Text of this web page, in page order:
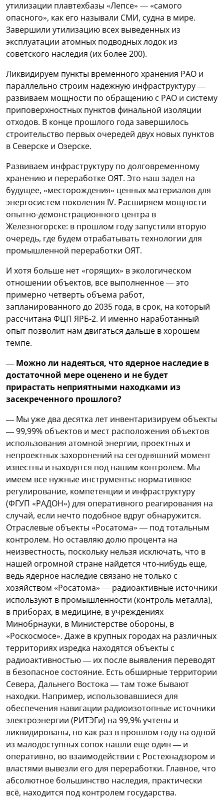
утилизации плавтехбазы «Лепсе» — «самого
опасного», как его называли СМИ, судна в мире.
Завершили утилизацию всех выведенных из
эксплуатации атомных подводных лодок из
советского наследия (их более 200).
Ликвидируем пункты временного хранения РАО и
параллельно строим надежную инфраструктуру —
развиваем мощности по обращению с РАО и систему
приповерхностных пунктов финальной изоляции
отходов. В конце прошлого года завершилось
строительство первых очередей двух новых пунктов
в Северске и Озерске.
Развиваем инфраструктуру по долговременному
хранению и переработке ОЯТ. Это наш задел на
будущее, «месторождения» ценных материалов для
энергосистем поколения IV. Расширяем мощности
опытно-демонстрационного центра в
Железногорске: в прошлом году запустили вторую
очередь, где будем отрабатывать технологии для
промышленной переработки ОЯТ.
И хотя больше нет «горящих» в экологическом
отношении объектов, все выполненное — это
примерно четверть объема работ,
запланированного до 2035 года, в срок, на который
рассчитана ФЦП ЯРБ-2. И именно наработанный
опыт позволит нам двигаться дальше в хорошем
темпе.
— Можно ли надеяться, что ядерное наследие в
достаточной мере оценено и не будет
прирастать неприятными находками из
засекреченного прошлого?
— Мы уже два десятка лет инвентаризируем объекты
— 99,99% объектов и мест расположения объектов
использования атомной энергии, проектных и
непроектных захоронений на сегодняшний момент
известны и находятся под нашим контролем. Мы
имеем все нужные инструменты: нормативное
регулирование, компетенции и инфраструктуру
(ФГУП «РАДОН») для оперативного реагирования на
случай, если нечто подобное вдруг обнаружится.
Отраслевые объекты «Росатома» — под тотальным
контролем. Но оставляю долю процента на
неизвестность, поскольку нельзя исключать, что в
нашей огромной стране найдется что-нибудь еще,
ведь ядерное наследие связано не только с
хозяйством «Росатома» — радиоактивные источники
используют в промышленности (контроль металла),
в приборах, в медицине, в учреждениях
Минобрнауки, в Министерстве обороны, в
«Роскосмосе». Даже в крупных городах на различных
территориях изредка находятся объекты с
радиоактивностью — их после выявления переводят
в безопасное состояние. Есть обширные территории
Севера, Дальнего Востока — там тоже бывают
находки. Например, использовавшиеся для
обеспечения навигации радиоизотопные источники
электроэнергии (РИТЭГи) на 99,9% учтены и
ликвидированы, но как раз в прошлом году на одной
из малодоступных сопок нашли еще один — и
оперативно, во взаимодействии с Ростехнадзором и
властями вывезли его для переработки. Главное, что
абсолютное большинство наследия, практически
всё, находится под контролем государства.